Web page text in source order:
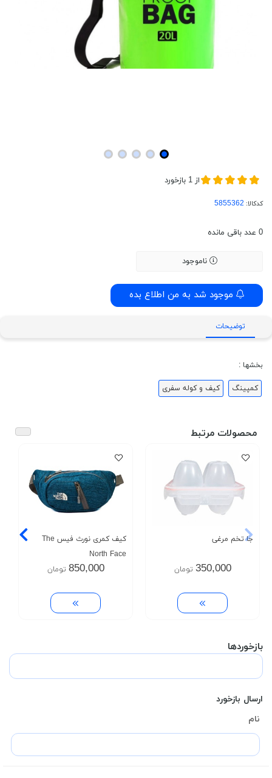
از 1 بازخورد
کدکالا:
0 عدد باقی مانده
ناموجود
موجود شد به من اطلاع بده
توضیحات
بخشها :
کمپینگ کیف و کوله سفری
محصولات مرتبط
جا تخم مرغی
350,000 تومان
کیف کمری نورث فیس The
North Face
850,000 تومان
بازخوردها
ارسال بازخورد
نام